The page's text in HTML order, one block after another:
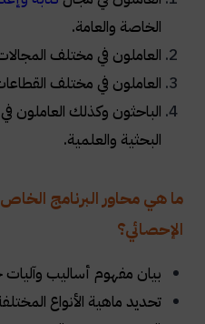
الخاصة والعامة.
العاملون في مختلف المجالات
العاملون في مختلف
الباحثون وكذلك العاملون
البحثية والعلمية.
ما هي محاور البرنامج
الإحصائي؟
بيان مفهوم أساليب
تحديد ماهية الأنواع